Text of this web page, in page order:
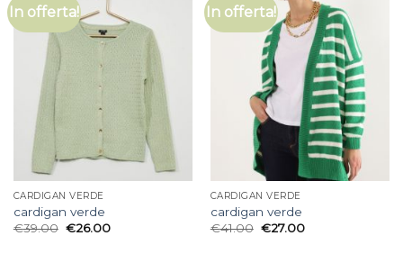
In offerta!
CARDIGAN VERDE
cardigan verde
€39.00 €26.00
In offerta!
CARDIGAN VERDE
cardigan verde
€41.00 €27.00